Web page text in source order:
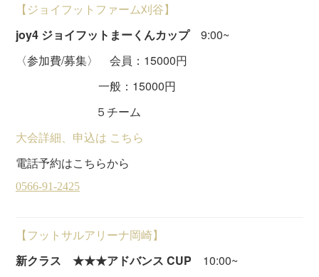
【ジョイフットファーム刈谷】
joy4 ジョイフットまーくんカップ9:00~
〈参加費/募集〉 会員：15000円
一般：15000円
５チーム
大会詳細、申込は こちら
電話予約はこちらから
【フットサルアリーナ岡崎】
新クラス ★★★アドバンス CUP 10:00~